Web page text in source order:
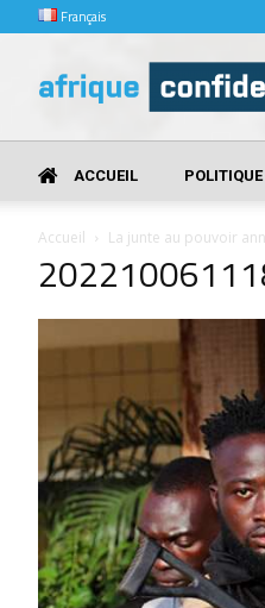
Français
Confidentielle
ACCUEIL POLITIQUE
Accueil La junte au pouvoir